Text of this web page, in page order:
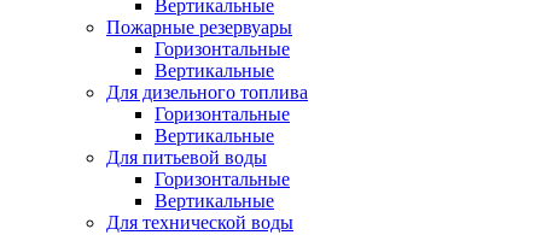
Вертикальные
Пожарные резервуары
Горизонтальные
Вертикальные
Для дизельного топлива
Горизонтальные
Вертикальные
Для питьевой воды
Горизонтальные
Вертикальные
Для технической воды